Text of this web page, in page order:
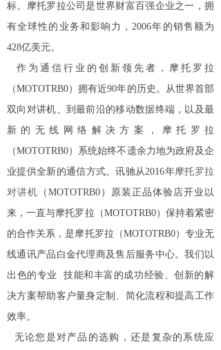
标。摩托罗拉公司是世界财富百强企业之一，拥
有全球性的业务和影响力，2006年的销售额为
428亿美元。
作为通信行业的创新领先者，摩托罗拉
（MOTOTRB0）拥有近90年的历史。从世界首部
双向对讲机、到最前沿的移动数据终端，以及最
新的无线网络解决方案，摩托罗拉
（MOTOTRB0）系统始终不遗余力地为政府及企
业提供全新的通信方式。讯驰从2016年摩托罗拉
对讲机 （MOTOTRB0）原装正品体验店开业以
来，一直与摩托罗拉（MOTOTRB0）保持着紧密
的合作关系，是摩托罗拉（MOTOTRB0）专业无
线通讯产品白金代理商及售后服务中心。我们以
出色的专业 技能和丰富的成功经验、创新的解
决方案帮助客户量身定制、简化流程和提高工作
效率。
无论您是对产品的选购，还是复杂的系统应